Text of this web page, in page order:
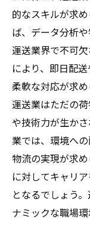
的なスキルが求
ば、データ分析
運送業界で不可
により、即日配
柔軟な対応が求
運送業はただの
や技術力が生か
業では、環境へ
物流の実現が求
に対してキャリ
となるでしょう
ナミックな職場環